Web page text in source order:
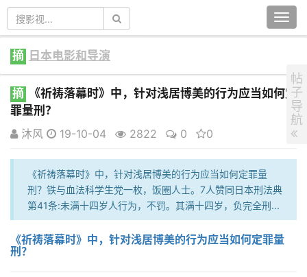
摘 日本电影和导演
摘
《祈祷落幕时》中，针对浅居博美的行为应当如何定
罪量刑？
沐风
19-10-04 2822 0 0
《祈祷落幕时》中，针对浅居博美的行为应当如何定罪量
刑？铁与血法科学生党一枚，饭圈人士。7人赞同日本刑法典
第41条:未满十四岁人行为，不罚。其满十四岁，负完全刑...
《祈祷落幕时》中，针对浅居博美的行为应当如何定罪量
刑？
帖
子
导
航